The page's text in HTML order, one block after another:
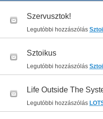
Szervusztok!
Legutóbbi hozzászólás
Sztoikus
Legutóbbi hozzászólás
Life Outside The
Legutóbbi hozzászólás